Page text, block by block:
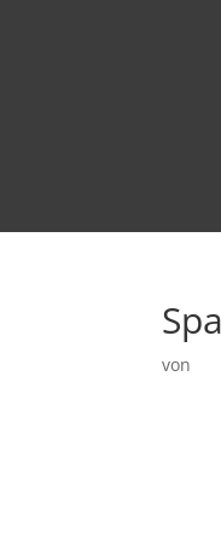
von